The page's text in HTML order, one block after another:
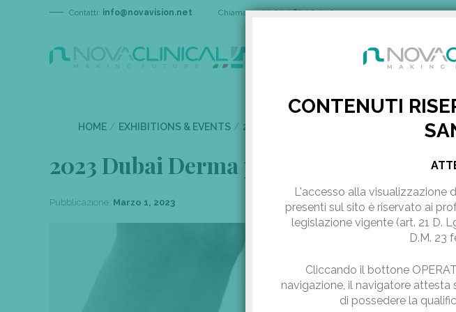
CONTENUTI
L'accesso alla visualizzazione
presenti sul sito è riservato ai
legislazione vigente (art. 21 D.
D.M. 23
Cliccando il bottone
navigazione, il navigatore
di possedere la
Contatti: info@novavision.net Chiamaci:+39 02 967 20 240
NOVAVISION AZIENDA
HOME / EXHIBITIONS & EVENTS / 2023 DUBAI DERMA PER MSHAPE
2023 Dubai Derma per Mshape
Pubblicazione: Marzo 1, 2023